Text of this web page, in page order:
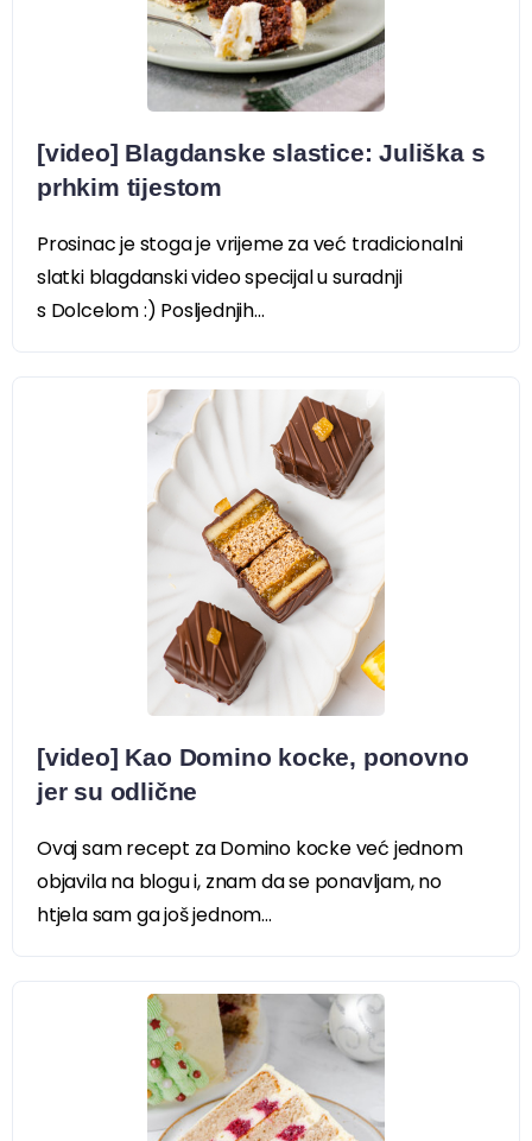
[video] Blagdanske slastice: Juliška s
prhkim tijestom
Prosinac je stoga je vrijeme za već tradicionalni
slatki blagdanski video specijal u suradnji
s Dolcelom :) Posljednjih...
[video] Kao Domino kocke, ponovno
jer su odlične
Ovaj sam recept za Domino kocke već jednom
objavila na blogu i, znam da se ponavljam, no
htjela sam ga još jednom...